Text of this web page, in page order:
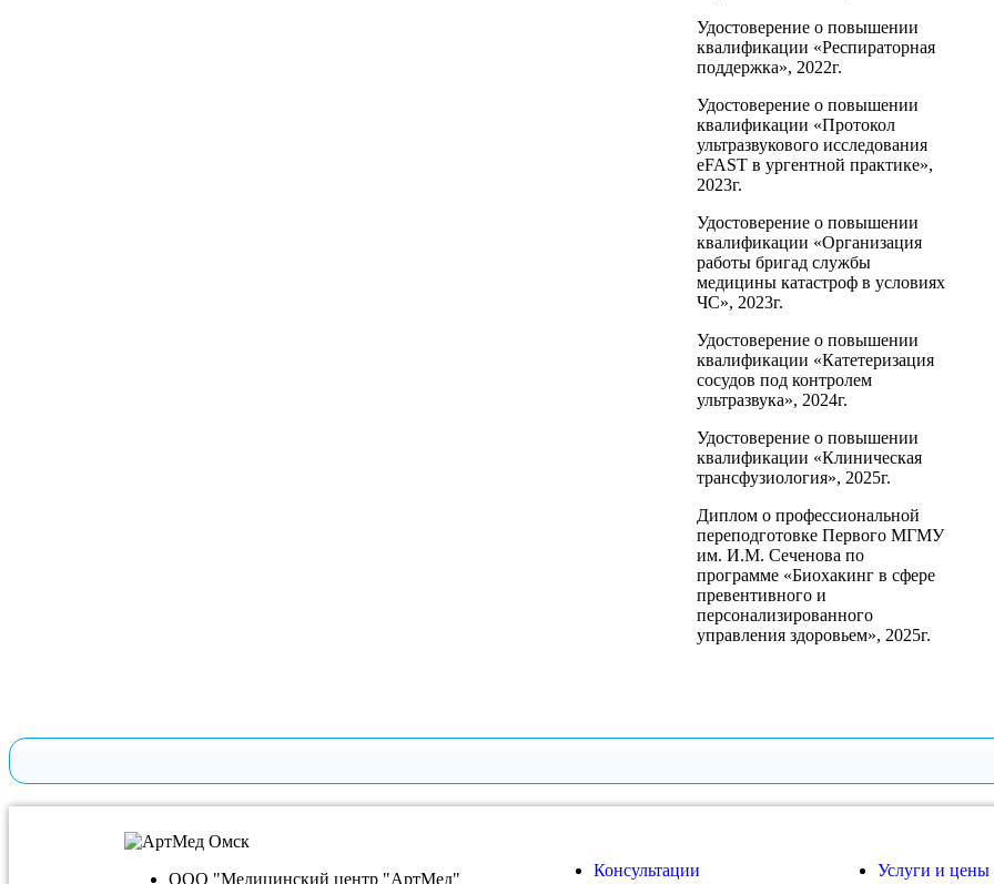
Удостоверение о повышении
квалификации «Респираторная
поддержка», 2022г.
Удостоверение о повышении
квалификации «Протокол
ультразвукового исследования
eFAST в ургентной практике»,
2023г.
Удостоверение о повышении
квалификации «Организация
работы бригад службы
медицины катастроф в условиях
ЧС», 2023г.
Удостоверение о повышении
квалификации «Катетеризация
сосудов под контролем
ультразвука», 2024г.
Удостоверение о повышении
квалификации «Клиническая
трансфузиология», 2025г.
Диплом о профессиональной
переподготовке Первого МГМУ
им. И.М. Сеченова по
программе «Биохакинг в сфере
превентивного и
персонализированного
управления здоровьем», 2025г.
ООО "Медицинский центр "АртМед"
Консультации
Услуги и цены